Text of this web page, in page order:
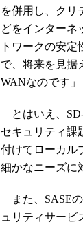
を併用し、クリ
どをインターネ
トワークの安
で、将来を見据
WANなのです」
とはいえ、
セキュリティ課
付けてローカル
細かなニーズに
また、SASE
ュリティサービ